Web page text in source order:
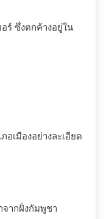
ร์ ซึ่งตกค้างอยู่ใน
เมืองอย่างละเอียด
ากฝั่งกัมพูชา